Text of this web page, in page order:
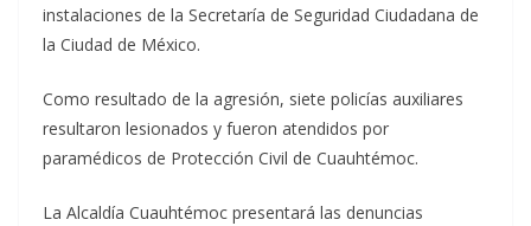
instalaciones de la Secretaría de Seguridad Ciudadana de
la Ciudad de México.
Como resultado de la agresión, siete policías auxiliares
resultaron lesionados y fueron atendidos por
paramédicos de Protección Civil de Cuauhtémoc.
La Alcaldía Cuauhtémoc presentará las denuncias